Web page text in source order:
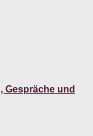
Gespräche und